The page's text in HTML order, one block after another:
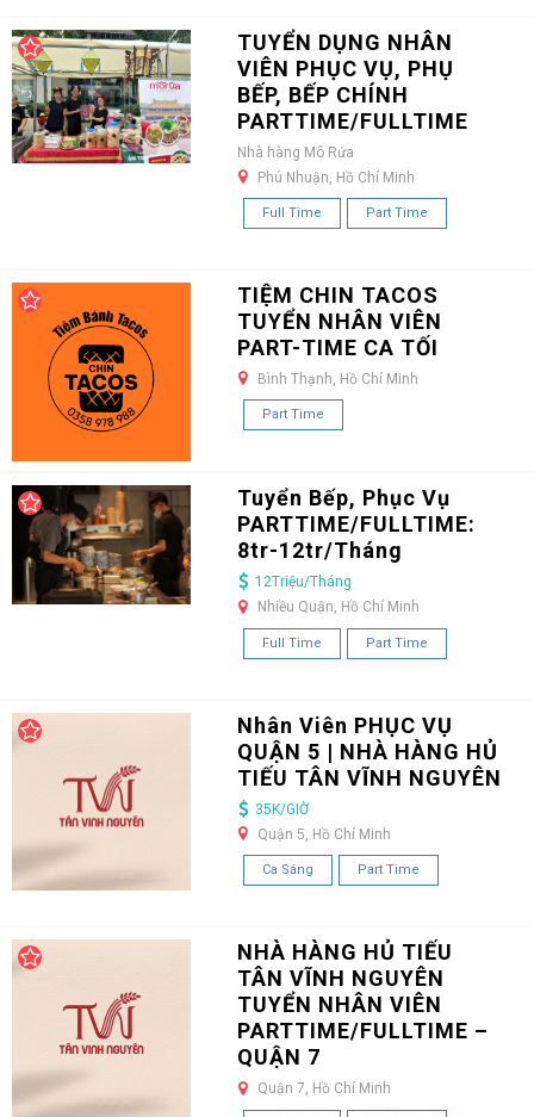
TUYỂN DỤNG NHÂN
VIÊN PHỤC VỤ, PHỤ
BẾP, BẾP CHÍNH
PARTTIME/FULLTIME
Nhà hàng Mô Rứa
Phú Nhuận, Hồ Chí Minh
Full Time Part Time
TIỆM CHIN TACOS
TUYỂN NHÂN VIÊN
PART-TIME CA TỐI
Bình Thạnh, Hồ Chí Minh
Part Time
Tuyển Bếp, Phục Vụ
PARTTIME/FULLTIME:
8tr-12tr/Tháng
12Triệu/Tháng
Nhiều Quận, Hồ Chí Minh
Full Time Part Time
Nhân Viên PHỤC VỤ
QUẬN 5 | NHÀ HÀNG HỦ
TIẾU TÂN VĨNH NGUYÊN
35K/GIỜ
Quận 5, Hồ Chí Minh
Ca Sáng Part Time
NHÀ HÀNG HỦ TIẾU
TÂN VĨNH NGUYÊN
TUYỂN NHÂN VIÊN
PARTTIME/FULLTIME –
QUẬN 7
Quận 7, Hồ Chí Minh